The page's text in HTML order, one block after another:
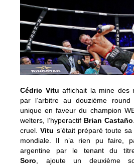
Cédric Vitu affichait la mine des
par l’arbitre au douzième
unique en faveur du champion
welters, l’hyperactif Brian Castaño
cruel.Vitu s’était préparé toute
mondiale. Il n’a rien pu faire,
argentine par le tenant du
Soro , ajoute un deuxième